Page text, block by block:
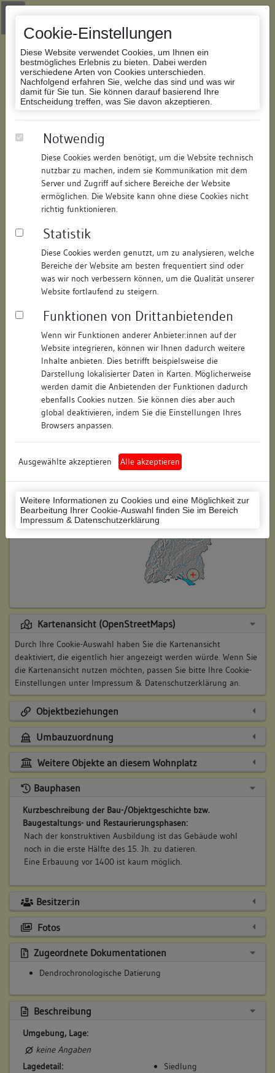
Cookie-Einstellungen
Diese Website verwendet Cookies, um Ihnen ein
bestmögliches Erlebnis zu bieten. Dabei werden
verschiedene Arten von Cookies unterschieden.
Nachfolgend erfahren Sie, welche das sind und was wir
damit für Sie tun. Sie können darauf basierend Ihre
Entscheidung treffen, was Sie davon akzeptieren.
Notwendig
Diese Cookies werden benötigt, um die Website technisch
nutzbar zu machen, indem sie Kommunikation mit dem
Server und Zugriff auf sichere Bereiche der Website
ermöglichen. Die Website kann ohne diese Cookies nicht
richtig funktionieren.
Statistik
Diese Cookies werden genutzt, um zu analysieren, welche
Bereiche der Website am besten frequentiert sind oder
was wir noch verbessern können, um die Qualität unserer
Website fortlaufend zu steigern.
Funktionen von Drittanbietenden
Wenn wir Funktionen anderer Anbieter:innen auf der
Website integrieren, können wir Ihnen dadurch weitere
Inhalte anbieten. Dies betrifft beispielsweise die
Darstellung lokalisierter Daten in Karten. Möglicherweise
werden damit die Anbietenden der Funktionen dadurch
ebenfalls Cookies nutzen. Sie können dies aber auch
global deaktivieren, indem Sie die Einstellungen Ihres
Browsers anpassen.
Ausgewählte akzeptieren Alle akzeptieren
Weitere Informationen zu Cookies und eine Möglichkeit zur
Bearbeitung Ihrer Cookie-Auswahl finden Sie im Bereich
Impressum & Datenschutzerklärung
Zur Navigation springen
Zum Inhalt der Website springen
Datenbank Bauforschung/Restaurierung
146979946911/Datum:04.08.2015
Datenbestand:
Bauforschung
Als PDF herunterladen:
Objektdaten
Straße: Marienplatz
Hausnummer: 19
Postleitzahl: 88212
Stadt-Teilort: Ravensburg
Regierungsbezirk: Tübingen
Ravensburg (Landkreis)
Wohnplatzschlüssel: 8436064109
Flurstücknummer: keine
Historischer Straßenname: keiner
Lage des Wohnplatzes:
Kartenansicht (OpenStreetMaps)
Durch Ihre Cookie-Auswahl haben Sie die Kartenansicht
deaktiviert, die eigentlich hier angezeigt werden würde. Wenn Sie
die Kartenansicht nutzen möchten, passen Sie bitte Ihre Cookie-
Einstellungen unter Impressum & Datenschutzerklärung an.
Objektbeziehungen
Umbauzuordnung
Weitere Objekte an diesem Wohnplatz
Bauphasen
Kurzbeschreibung der Bau-/Objektgeschichte bzw.
Baugestaltungs- und Restaurierungsphasen:
Nach der konstruktiven Ausbildung ist das Gebäude wohl
noch in die erste Hälfte des 15. Jh. zu datieren.
Eine Erbauung vor 1400 ist kaum möglich.
Besitzer:in
Fotos
Zugeordnete Dokumentationen
Dendrochronologische Datierung
Beschreibung
Umgebung, Lage:
keine Angaben
Lagedetail:
Siedlung